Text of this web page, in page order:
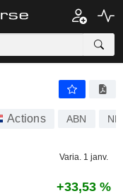
Actions ABN
Varia. 1 janv.
+33,53 %